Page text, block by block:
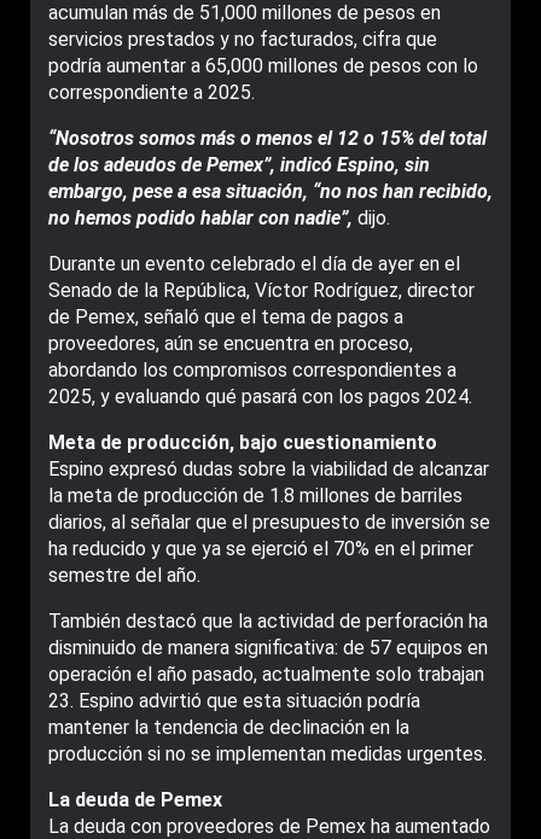
acumulan más de 51,000 millones de pesos en
servicios prestados y no facturados, cifra que
podría aumentar a 65,000 millones de pesos con lo
correspondiente a 2025.
“Nosotros somos más o menos el 12 o 15% del total
de los adeudos de Pemex”, indicó Espino, sin
embargo, pese a esa situación, “no nos han recibido,
no hemos podido hablar con nadie”, dijo.
Durante un evento celebrado el día de ayer en el
Senado de la República, Víctor Rodríguez, director
de Pemex, señaló que el tema de pagos a
proveedores, aún se encuentra en proceso,
abordando los compromisos correspondientes a
2025, y evaluando qué pasará con los pagos 2024.
Meta de producción, bajo cuestionamiento
Espino expresó dudas sobre la viabilidad de alcanzar
la meta de producción de 1.8 millones de barriles
diarios, al señalar que el presupuesto de inversión se
ha reducido y que ya se ejerció el 70% en el primer
semestre del año.
También destacó que la actividad de perforación ha
disminuido de manera significativa: de 57 equipos en
operación el año pasado, actualmente solo trabajan
23. Espino advirtió que esta situación podría
mantener la tendencia de declinación en la
producción si no se implementan medidas urgentes.
La deuda de Pemex
La deuda con proveedores de Pemex ha aumentado